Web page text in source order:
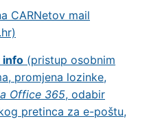
CARNetov mail
info (pristup osobnim
promjena lozinke,
Office 365, odabir
pretinca za e-poštu,